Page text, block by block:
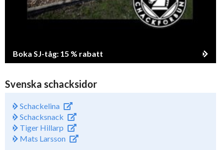
Boka SJ-tåg: 15 % rabatt
Svenska schacksidor
Schackelina
Schacksnack
Tiger Hillarp
Mats Larsson